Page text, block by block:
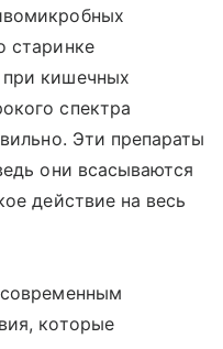
старинке
кишечных
спектра
Эти препараты
они всасываются
действие на весь
которые